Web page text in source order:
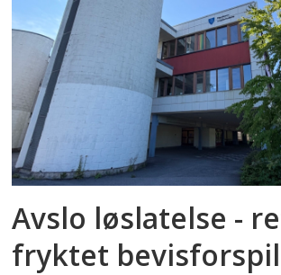
Avslo løslatelse -
fryktet